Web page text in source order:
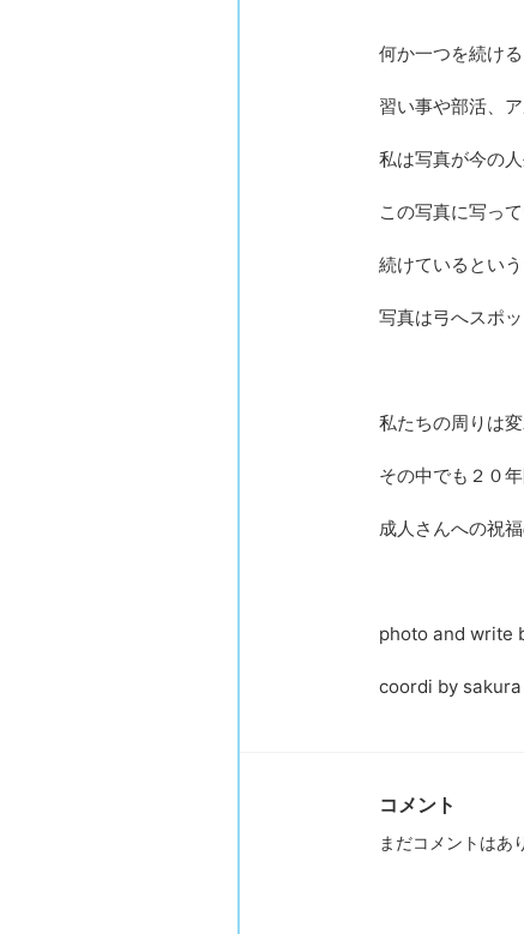
何か一つを続ける
習い事や部活、
私は写真が今の
この写真に写っ
続けているとい
写真は弓へスポ
私たちの周りは
その中でも２０
成人さんへの祝
photo and write
coordi by sakura
コメント
まだコメントはあ